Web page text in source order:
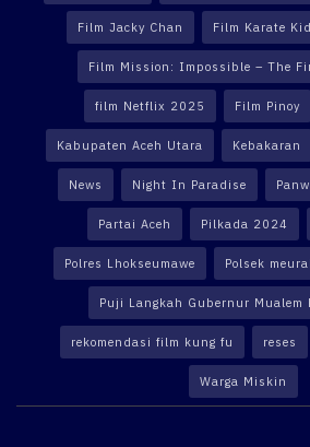
Film Jacky Chan Film Karate
Film Mission: Impossible – The
film Netflix 2025 Film Pinoy
Kabupaten Aceh Utara Kebakaran
News Night In Paradise
Partai Aceh Pilkada 2024
Polres Lhokseumawe Polsek
Puji Langkah Gubernur Mualem
rekomendasi film kung fu reses
Warga Miskin